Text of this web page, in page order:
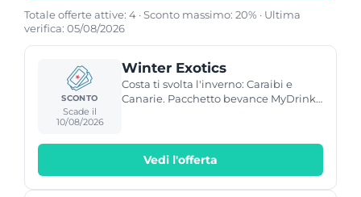
Totale offerte attive: 4 · Sconto massimo: 20% · Ultima
verifica: 05/08/2026
SCONTO
Scade il
10/08/2026
Winter Exotics
Costa ti svolta l'inverno: Caraibi e
Canarie. Pacchetto bevance MyDrinks
Vedi l'offerta